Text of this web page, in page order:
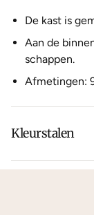
De kast is
Aan de
schappen.
Afmetingen:
Kleurstalen
Is de leer of